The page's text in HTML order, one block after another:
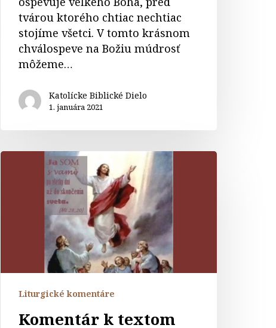
tvárou ktorého chtiac nechtiac
stojíme všetci. V tomto krásnom
chválospeve na Božiu múdrosť
môžeme…
Katolícke Biblické Dielo
1. januára 2021
Komentár
Nanebovstúpenia
Liturgické komentáre
Komentár k textom